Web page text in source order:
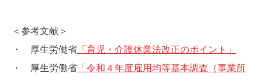
＜参考文献＞
・ 厚生労働省 「育児・介護休業法改正のポイント」
・ 厚生労働省 「令和４年度雇用均等基本調査（事業所